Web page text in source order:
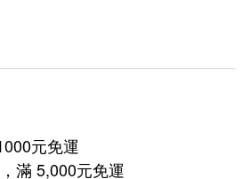
元免運
滿 5,000元免運